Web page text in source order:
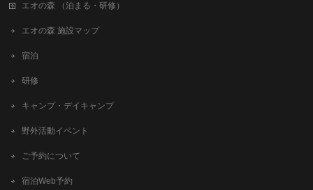
エオの森 （泊まる・研修）
エオの森 施設マップ
宿泊
研修
キャンプ・デイキャンプ
野外活動イベント
ご予約について
宿泊Web予約